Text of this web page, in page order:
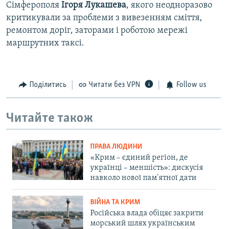
Сімферополя Ігоря Лукашева, якого неодноразово
критикували за проблеми з вивезенням сміття,
ремонтом доріг, заторами і роботою мережі
маршрутних таксі.
Поділитись Читати без VPN Follow us
Читайте також
ПРАВА ЛЮДИНИ
«Крим – єдиний регіон, де
українці – меншість»: дискусія
навколо нової пам'ятної дати
ВІЙНА ТА КРИМ
Російська влада обіцяє закрити
морський шлях українським